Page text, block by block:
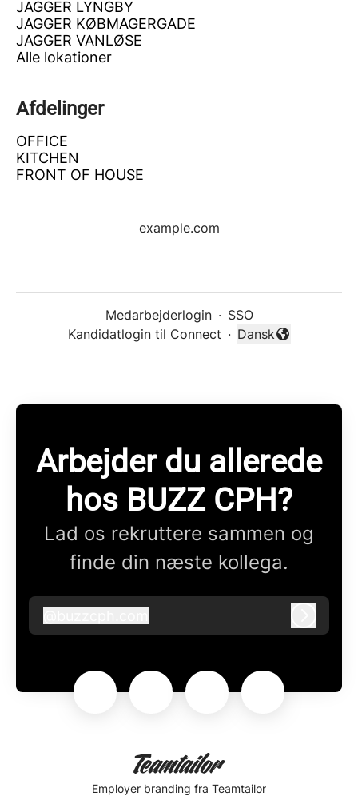
JAGGER LYNGBY
JAGGER KØBMAGERGADE
JAGGER VANLØSE
Alle lokationer
Afdelinger
OFFICE
KITCHEN
FRONT OF HOUSE
example.com
Medarbejderlogin · SSO
Kandidatlogin til Connect ·
Skift sprog
Dansk
Arbejder du allerede
hos BUZZ CPH?
Lad os rekruttere sammen og
finde din næste kollega.
buzzcph.com
Employer branding fra Teamtailor